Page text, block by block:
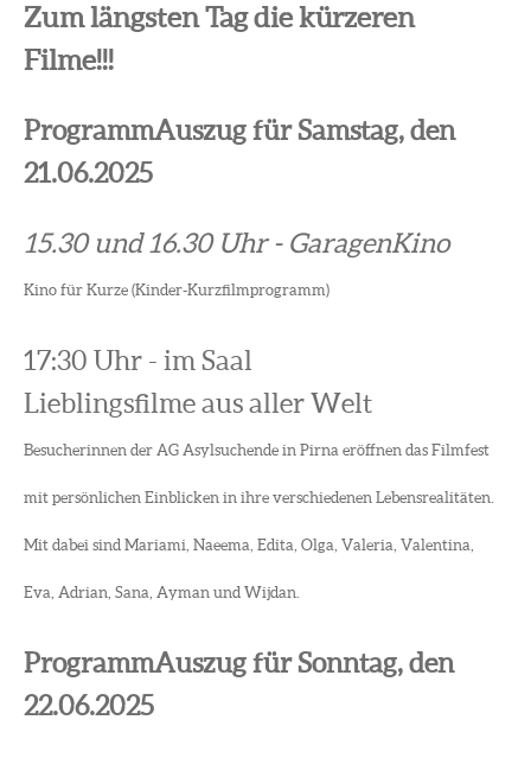
Zum längsten Tag die kürzeren
Filme!!!
ProgrammAuszug für Samstag, den
21.06.2025
15.30 und 16.30 Uhr - GaragenKino
Kino für Kurze (Kinder-Kurzfilmprogramm)
17:30 Uhr - im Saal
Lieblingsfilme aus aller Welt
Besucherinnen der AG Asylsuchende in Pirna eröffnen das Filmfest
mit persönlichen Einblicken in ihre verschiedenen Lebensrealitäten.
Mit dabei sind Mariami, Naeema, Edita, Olga, Valeria, Valentina,
Eva, Adrian, Sana, Ayman und Wijdan.
ProgrammAuszug für Sonntag, den
22.06.2025